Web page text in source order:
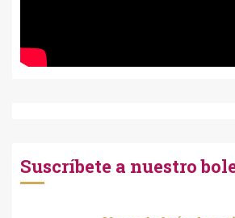
Suscríbete a nuestro